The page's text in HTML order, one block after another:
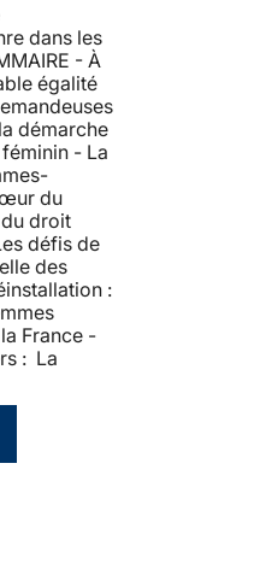
dans les
- À
égalité
démarche
- La
du
droit
défis de
des
:
France -
: La